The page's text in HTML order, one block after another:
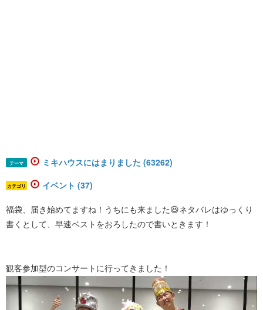
テーマ ミキハウスにはまりました (63262)
カテゴリ イベント (37)
福袋、届き始めてますね！うちにも来ました😆ネタバレはゆっくり
書くとして、早速ベストをおろしたので書いときます！
観客参加型のコンサートに行ってきました！